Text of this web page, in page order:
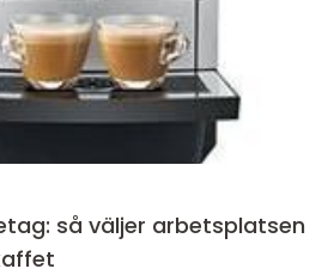
så väljer arbetsplatsen